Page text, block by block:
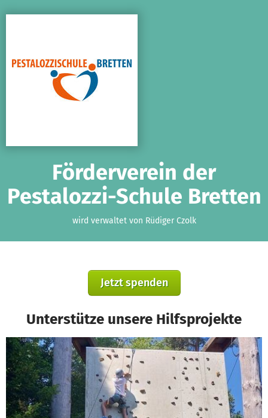
Förderverein der
Pestalozzi-Schule Bretten
wird verwaltet von Rüdiger Czolk
Jetzt spenden
Unterstütze unsere Hilfsprojekte